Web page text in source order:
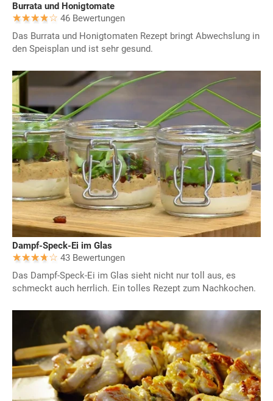
Burrata und Honigtomate
46 Bewertungen
Das Burrata und Honigtomaten Rezept bringt Abwechslung in
den Speisplan und ist sehr gesund.
Dampf-Speck-Ei im Glas
43 Bewertungen
Das Dampf-Speck-Ei im Glas sieht nicht nur toll aus, es
schmeckt auch herrlich. Ein tolles Rezept zum Nachkochen.